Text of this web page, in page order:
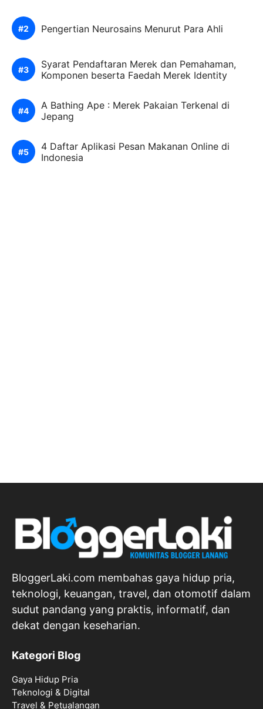
Pengertian Neurosains Menurut Para Ahli
Syarat Pendaftaran Merek dan Pemahaman,
Komponen beserta Faedah Merek Identity
A Bathing Ape : Merek Pakaian Terkenal di
Jepang
4 Daftar Aplikasi Pesan Makanan Online di
Indonesia
BloggerLaki.com membahas gaya hidup pria,
teknologi, keuangan, travel, dan otomotif dalam
sudut pandang yang praktis, informatif, dan
dekat dengan keseharian.
Kategori Blog
Gaya Hidup Pria
Teknologi & Digital
Travel & Petualangan